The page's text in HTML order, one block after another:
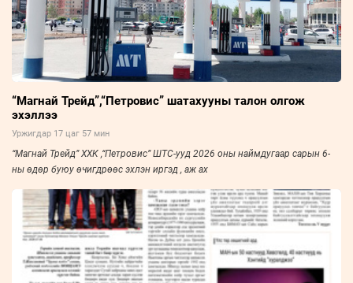
“Магнай Трейд”,“Петровис” шатахууны талон олгож
эхэллээ
Уржигдар 17 цаг 57 мин
“Магнай Трейд” ХХК ,“Петровис” ШТС-ууд 2026 оны наймдугаар сарын 6-
ны өдөр буюу өчигдрөөс эхлэн иргэд , аж ах